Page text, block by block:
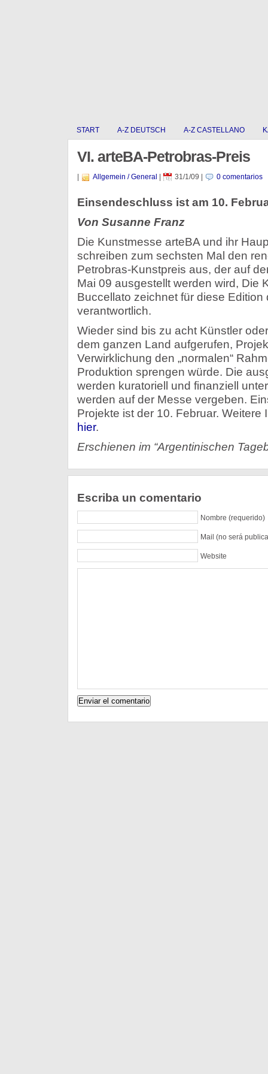
START A-Z DEUTSCH A-Z CASTELLANO
VI. arteBA-Petrobras-Preis
Allgemein / General 31/1/09 0 comentarios
Einsendeschluss ist am 10.
Von Susanne Franz
Die Kunstmesse arteBA und ihr
schreiben zum sechsten Mal den
Petrobras-Kunstpreis aus, der auf
Mai 09 ausgestellt werden wird, Die
Buccellato zeichnet für diese Edition
verantwortlich.
Wieder sind bis zu acht Künstler
dem ganzen Land aufgerufen,
Verwirklichung den „normalen“
Produktion sprengen würde. Die
werden kuratoriell und finanziell
werden auf der Messe vergeben.
Projekte ist der 10. Februar. Weitere
hier.
Erschienen im “Argentinischen
Escriba un comentario
Nombre (requerido)
Mail (no será
Website